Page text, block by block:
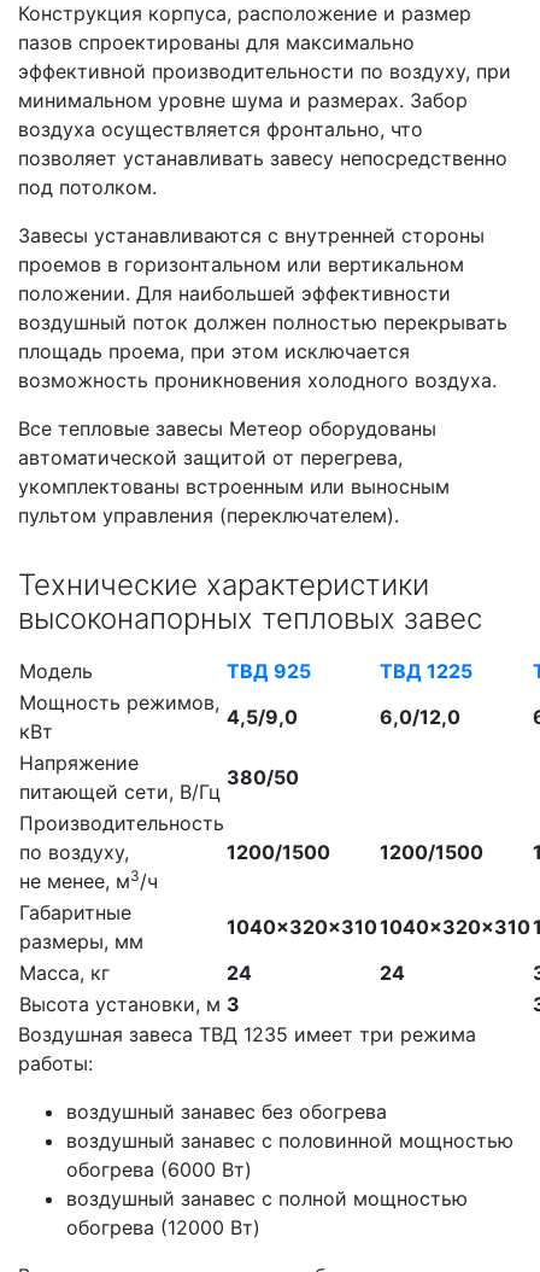
Конструкция корпуса, расположение и размер
пазов спроектированы для максимально
эффективной производительности по воздуху, при
минимальном уровне шума и размерах. Забор
воздуха осуществляется фронтально, что
позволяет устанавливать завесу непосредственно
под потолком.
Завесы устанавливаются с внутренней стороны
проемов в горизонтальном или вертикальном
положении. Для наибольшей эффективности
воздушный поток должен полностью перекрывать
площадь проема, при этом исключается
возможность проникновения холодного воздуха.
Все тепловые завесы Метеор оборудованы
автоматической защитой от перегрева,
укомплектованы встроенным или выносным
пультом управления (переключателем).
Технические характеристики
высоконапорных тепловых завес
Модель ТВД 925 ТВД 1225
Мощность режимов,
кВт
4,5/9,0 6,0/12,0
Напряжение
питающей сети, В/Гц
380/50
Производительность
по воздуху,
не менее, м3/ч
1200/1500 1200/1500
Габаритные
размеры, мм
1040×320×3101040×320×310
Масса, кг
24 24
Высота установки, м 3
Воздушная завеса ТВД 1235 имеет три режима
работы:
воздушный занавес без обогрева
воздушный занавес с половинной мощностью
обогрева (6000 Вт)
воздушный занавес с полной мощностью
обогрева (12000 Вт)